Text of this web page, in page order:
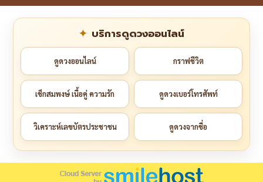
บริการดูดวงออนไลน์
ดูดวงออนไลน์ กราฟชีวิต
เช็กสมพงษ์ เนื้อคู่ ความรัก ดูดวงเบอร์โทรศัพท์
วิเคราะห์เลขบัตรประชาชน ดูดวงจากชื่อ